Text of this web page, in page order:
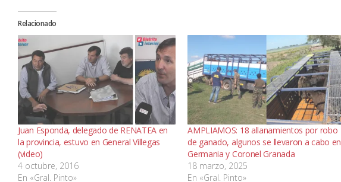
Relacionado
Juan Esponda, delegado de RENATEA en
la provincia, estuvo en General Villegas
(video)
4 octubre, 2016
En «Gral. Pinto»
AMPLIAMOS: 18 allanamientos por robo
de ganado, algunos se llevaron a cabo en
Germania y Coronel Granada
18 marzo, 2025
En «Gral. Pinto»